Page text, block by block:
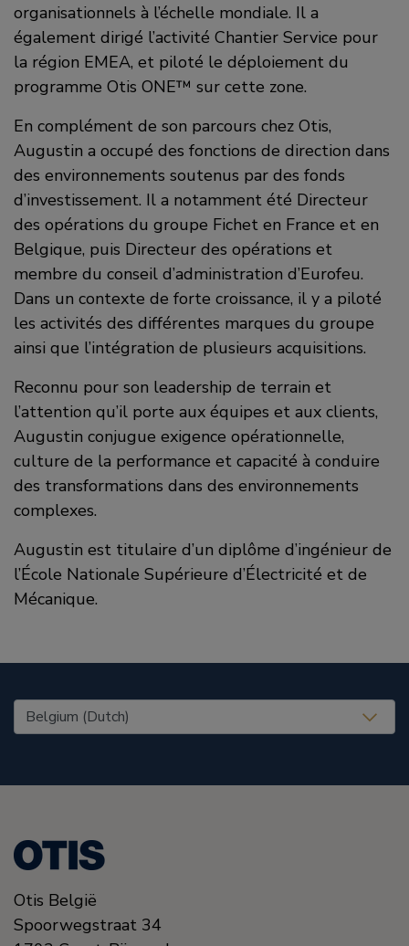
organisationnels à l’échelle mondiale. Il a
également dirigé l’activité Chantier Service pour
la région EMEA, et piloté le déploiement du
programme Otis ONE™ sur cette zone.
En complément de son parcours chez Otis,
Augustin a occupé des fonctions de direction dans
des environnements soutenus par des fonds
d’investissement. Il a notamment été Directeur
des opérations du groupe Fichet en France et en
Belgique, puis Directeur des opérations et
membre du conseil d’administration d’Eurofeu.
Dans un contexte de forte croissance, il y a piloté
les activités des différentes marques du groupe
ainsi que l’intégration de plusieurs acquisitions.
Reconnu pour son leadership de terrain et
l’attention qu’il porte aux équipes et aux clients,
Augustin conjugue exigence opérationnelle,
culture de la performance et capacité à conduire
des transformations dans des environnements
complexes.
Augustin est titulaire d’un diplôme d’ingénieur de
l’École Nationale Supérieure d’Électricité et de
Mécanique.
United States (EN)
Otis België
Spoorwegstraat 34